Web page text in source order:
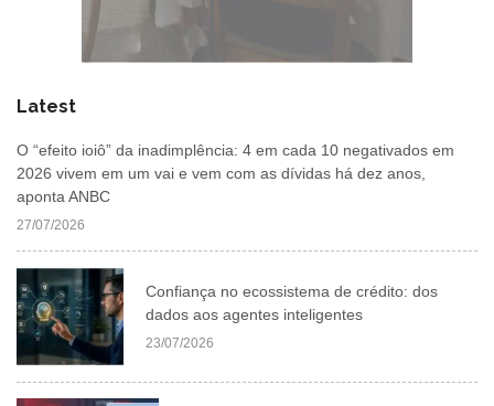
Latest
O “efeito ioiô” da inadimplência: 4 em cada 10 negativados em
2026 vivem em um vai e vem com as dívidas há dez anos,
aponta ANBC
27/07/2026
Confiança no ecossistema de crédito: dos
dados aos agentes inteligentes
23/07/2026